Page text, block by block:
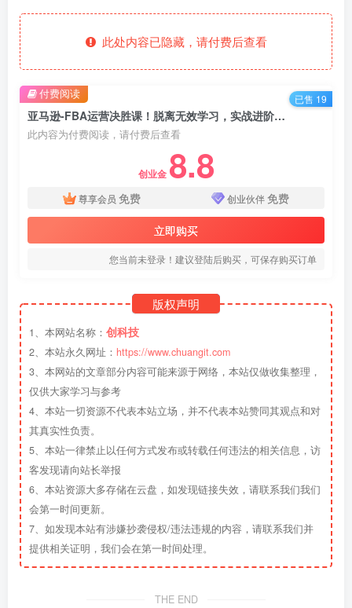
此处内容已隐藏，请付费后查看
亚马逊-FBA运营决胜课！脱离无效学习，实战进阶，实现收益翻倍！
此内容为付费阅读，请付费后查看
创业金 8.8
尊享会员 免费 创业伙伴免费
立即购买
您当前未登录！建议登陆后购买，可保存购买订单
付费阅读 已售 19
版权声明
1、本网站名称： 创科技
2、本站永久网址： https://www.chuangit.com
3、本网站的文章部分内容可能来源于网络，本站仅做收集整理，
仅供大家学习与参考
4、本站一切资源不代表本站立场，并不代表本站赞同其观点和对
其真实性负责。
5、本站一律禁止以任何方式发布或转载任何违法的相关信息，访
客发现请向站长举报
6、本站资源大多存储在云盘，如发现链接失效，请联系我们我们
会第一时间更新。
7、如发现本站有涉嫌抄袭侵权/违法违规的内容，请联系我们并
提供相关证明，我们会在第一时间处理。
THE END